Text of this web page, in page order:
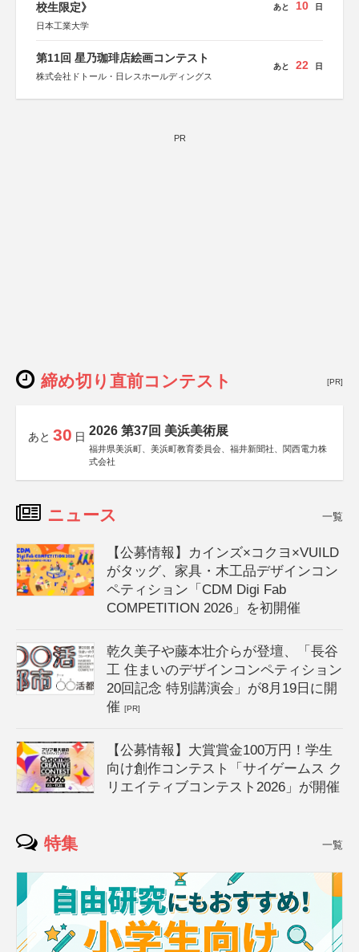
校生限定》
日本工業大学
あと 10 日
第11回 星乃珈琲店絵画コンテスト
株式会社ドトール・日レスホールディングス
あと 22 日
PR
締め切り直前コンテスト [PR]
あと 30 日 2026 第37回 美浜美術展
福井県美浜町、美浜町教育委員会、福井新聞社、関西電力株
式会社
ニュース 一覧
【公募情報】カインズ×コクヨ×VUILD
がタッグ、家具・木工品デザインコン
ペティション「CDM Digi Fab
COMPETITION 2026」を初開催
乾久美子や藤本壮介らが登壇、「長谷
工 住まいのデザインコンペティション
20回記念 特別講演会」が8月19日に開
催[PR]
【公募情報】大賞賞金100万円！学生
向け創作コンテスト「サイゲームス ク
リエイティブコンテスト2026」が開催
特集 一覧